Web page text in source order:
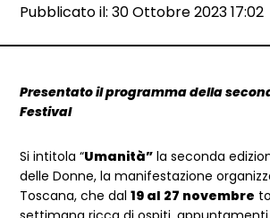
Data e ora:
Pubblicato il: 30 Ottobre 2023 17:02
Dettagli articolo
Presentato il programma della
Festival
Si intitola “Umanità” la seconda
delle Donne, la manifestazione
Toscana, che dal19 al 27 novembre